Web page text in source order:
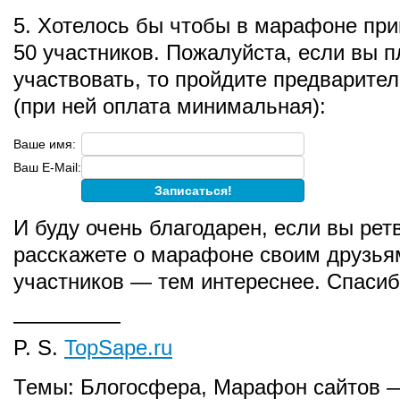
5. Хотелось бы чтобы в марафоне
50 участников. Пожалуйста, если вы
участвовать, то пройдите
(при ней оплата минимальная):
Ваше имя:
Ваш E-Mail:
И буду очень благодарен, если вы
расскажете о марафоне своим
участников — тем интереснее.
—————
P. S. TopSape.ru
Темы: Блогосфера, Марафон сайтов